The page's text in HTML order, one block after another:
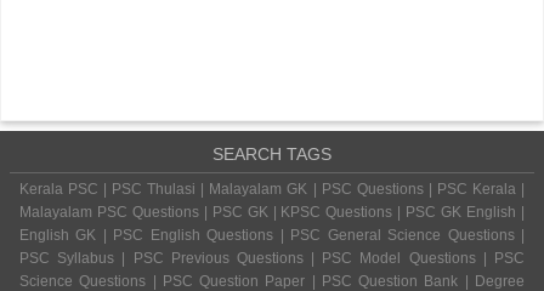
SEARCH TAGS
Kerala PSC | PSC Thulasi | Malayalam GK | PSC Questions | PSC Kerala |
Malayalam PSC Questions | PSC GK | KPSC Questions | PSC GK English |
English GK | PSC English Questions | PSC General Science Questions |
PSC Syllabus | PSC Previous Questions | PSC Model Questions | PSC
Science Questions | PSC Question Paper | PSC Question Bank | Degree